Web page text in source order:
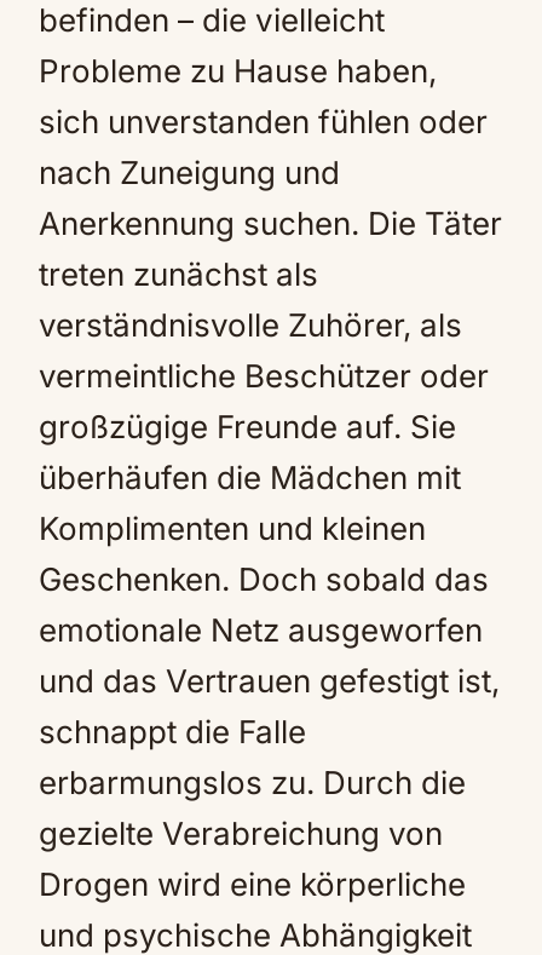
befinden – die vielleicht
Probleme zu Hause haben,
sich unverstanden fühlen oder
nach Zuneigung und
Anerkennung suchen. Die Täter
treten zunächst als
verständnisvolle Zuhörer, als
vermeintliche Beschützer oder
großzügige Freunde auf. Sie
überhäufen die Mädchen mit
Komplimenten und kleinen
Geschenken. Doch sobald das
emotionale Netz ausgeworfen
und das Vertrauen gefestigt ist,
schnappt die Falle
erbarmungslos zu. Durch die
gezielte Verabreichung von
Drogen wird eine körperliche
und psychische Abhängigkeit